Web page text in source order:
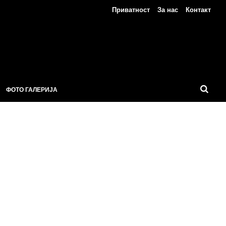
ФОТО ГАЛЕРИЈА
Приватност За нас Контакт